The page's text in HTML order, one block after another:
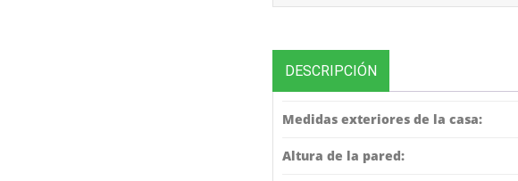
DESCRIPCIÓN
Medidas exteriores de la casa:
Altura de la pared: